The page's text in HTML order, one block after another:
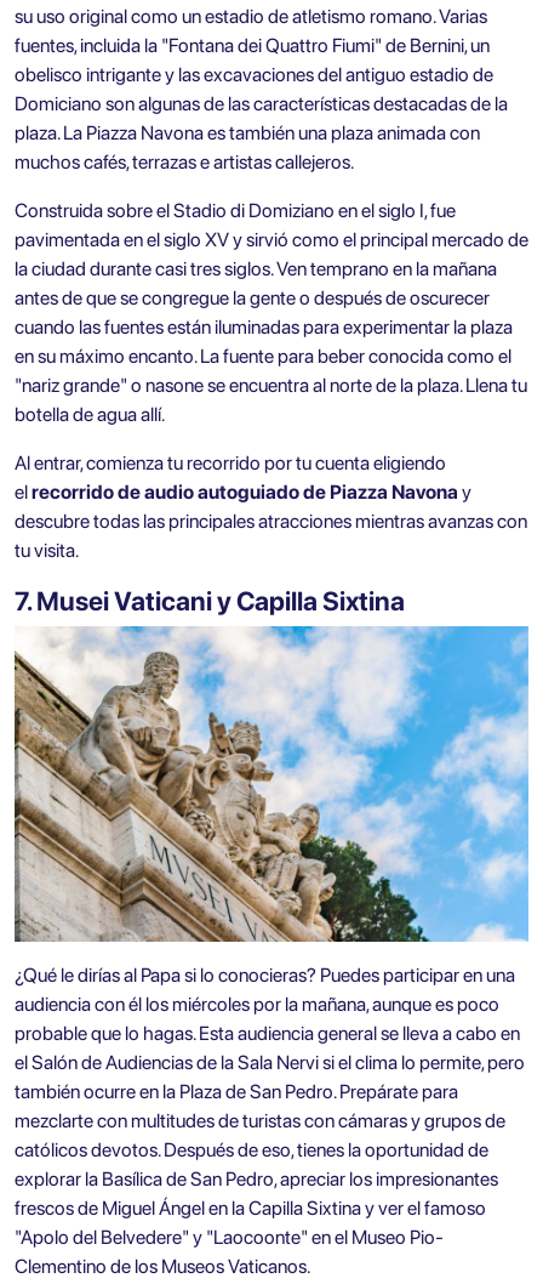
su uso original como un estadio de atletismo romano. Varias
fuentes, incluida la "Fontana dei Quattro Fiumi" de Bernini, un
obelisco intrigante y las excavaciones del antiguo estadio de
Domiciano son algunas de las características destacadas de la
plaza. La Piazza Navona es también una plaza animada con
muchos cafés, terrazas e artistas callejeros.
Construida sobre el Stadio di Domiziano en el siglo I, fue
pavimentada en el siglo XV y sirvió como el principal mercado de
la ciudad durante casi tres siglos. Ven temprano en la mañana
antes de que se congregue la gente o después de oscurecer
cuando las fuentes están iluminadas para experimentar la plaza
en su máximo encanto. La fuente para beber conocida como el
"nariz grande" o nasone se encuentra al norte de la plaza. Llena tu
botella de agua allí.
Al entrar, comienza tu recorrido por tu cuenta eligiendo
elrecorrido de audio autoguiado de Piazza Navona y
descubre todas las principales atracciones mientras avanzas con
tu visita.
7. Musei Vaticani y Capilla Sixtina
¿Qué le dirías al Papa si lo conocieras? Puedes participar en una
audiencia con él los miércoles por la mañana, aunque es poco
probable que lo hagas. Esta audiencia general se lleva a cabo en
el Salón de Audiencias de la Sala Nervi si el clima lo permite, pero
también ocurre en la Plaza de San Pedro. Prepárate para
mezclarte con multitudes de turistas con cámaras y grupos de
católicos devotos. Después de eso, tienes la oportunidad de
explorar la Basílica de San Pedro, apreciar los impresionantes
frescos de Miguel Ángel en la Capilla Sixtina y ver el famoso
"Apolo del Belvedere" y "Laocoonte" en el Museo Pio-
Clementino de los Museos Vaticanos.